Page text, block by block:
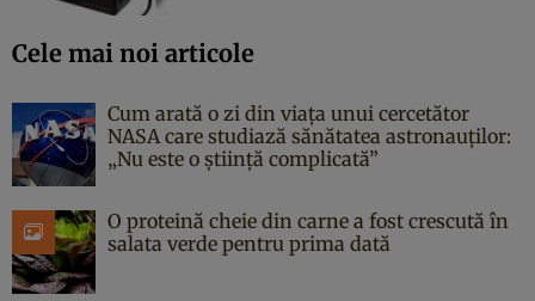
Cele mai noi articole
Cum arată o zi din viața unui cercetător
NASA care studiază sănătatea astronauților:
„Nu este o știință complicată”
O proteină cheie din carne a fost crescută în
salata verde pentru prima dată